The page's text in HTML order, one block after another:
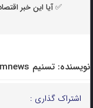
✅ آیا این خبر
نویسنده: تسنیم tasnimnews
اشتراک گذاری :